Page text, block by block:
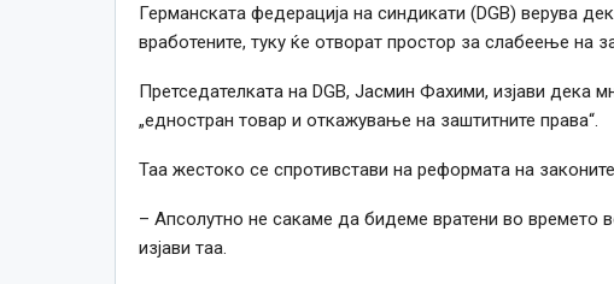
Германската федерација на синдикати (DGB) верува
вработените, туку ќе отворат простор за слабеење на
Претседателката на DGB, Јасмин Фахими, изјави дека
„едностран товар и откажување на заштитните права“.
Таа жестоко се спротивстави на реформата на
– Апсолутно не сакаме да бидеме вратени во времето
изјaви таа.